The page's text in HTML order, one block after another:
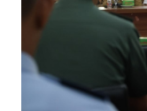
Informasi
INDEKS